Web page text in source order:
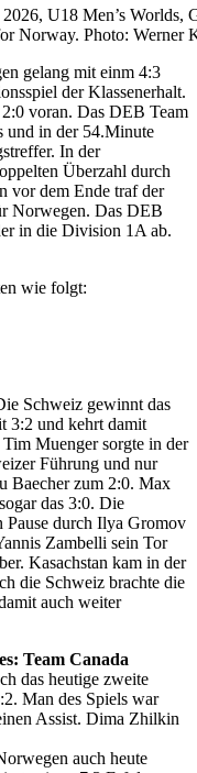
U18 Men’s Worlds,
Norway. Photo: Werner
gelang mit einm 4:3
der Klassenerhalt.
voran. Das DEB Team
und in der 54.Minute
In der
Überzahl durch
vor dem Ende traf der
Norwegen. Das DEB
in die Division 1A ab.
wie folgt:
Schweiz gewinnt das
3:2 und kehrt damit
Muenger sorgte in der
Führung und nur
Baecher zum 2:0. Max
das 3:0. Die
Pause durch Ilya Gromov
Zambelli sein Tor
Kasachstan kam in der
die Schweiz brachte die
auch weiter
Team Canada
das heutige zweite
Man des Spiels war
Assist. Dima Zhilkin
auch heute